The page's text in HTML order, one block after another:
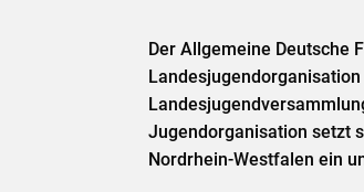
Der Allgemeine Deutsche
Jugendorganisation setzt
Nordrhein-Westfalen ein